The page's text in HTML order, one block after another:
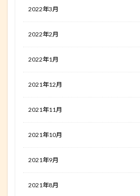
2022年3月
2022年2月
2022年1月
2021年12月
2021年11月
2021年10月
2021年9月
2021年8月